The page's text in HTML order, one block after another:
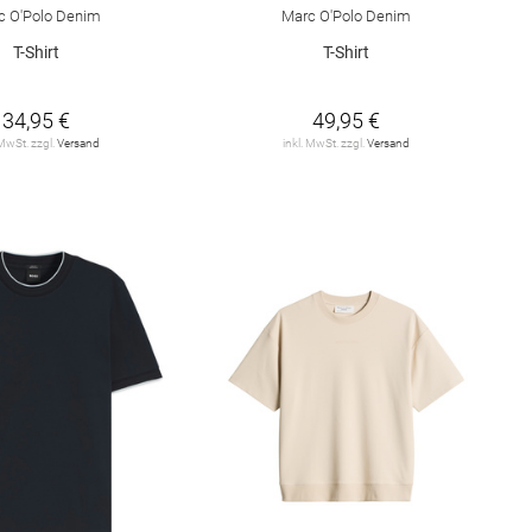
O'Polo Denim
T-Shirt
34,95 €
zzgl.Versand
Marc O'Polo Denim
T-Shirt
49,95 €
inkl. MwSt. zzgl.Versand